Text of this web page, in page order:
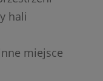
hali
miejsce